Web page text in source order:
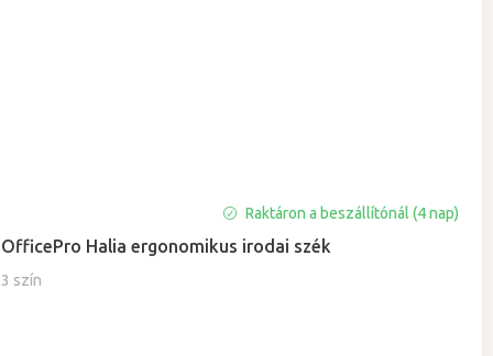
OfficePro Halia ergonomikus irodai szék
3 szín
Raktáron a beszállítónál (4 nap)